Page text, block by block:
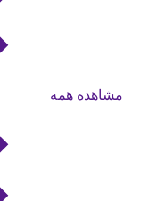
مشاهده همه